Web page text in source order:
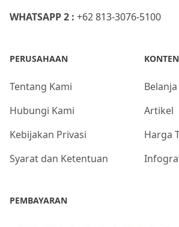
WHATSAPP 2 : +62 813-3076-5100
PERUSAHAAN
Tentang Kami
Hubungi Kami
Kebijakan Privasi
Syarat dan Ketentuan
KONTEN
Belanja
Artikel
Harga
PEMBAYARAN